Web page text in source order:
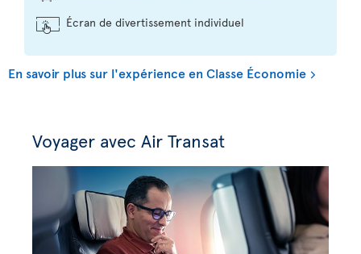
Écran de divertissement individuel
En savoir plus sur l'expérience en Classe Économie
Voyager avec Air Transat